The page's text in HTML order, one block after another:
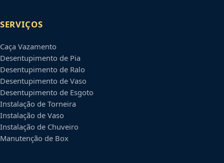
SERVIÇOS
Caça Vazamento
Desentupimento de Pia
Desentupimento de Ralo
Desentupimento de Vaso
Desentupimento de Esgoto
Instalação de Torneira
Instalação de Vaso
Instalação de Chuveiro
Manutenção de Box